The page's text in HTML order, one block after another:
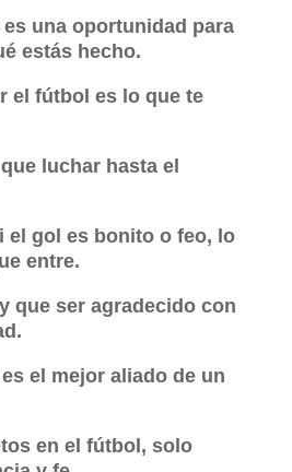
una oportunidad para
estás hecho.
el fútbol es lo que te
luchar hasta el
el gol es bonito o feo, lo
entre.
que ser agradecido con
el mejor aliado de un
en el fútbol, solo